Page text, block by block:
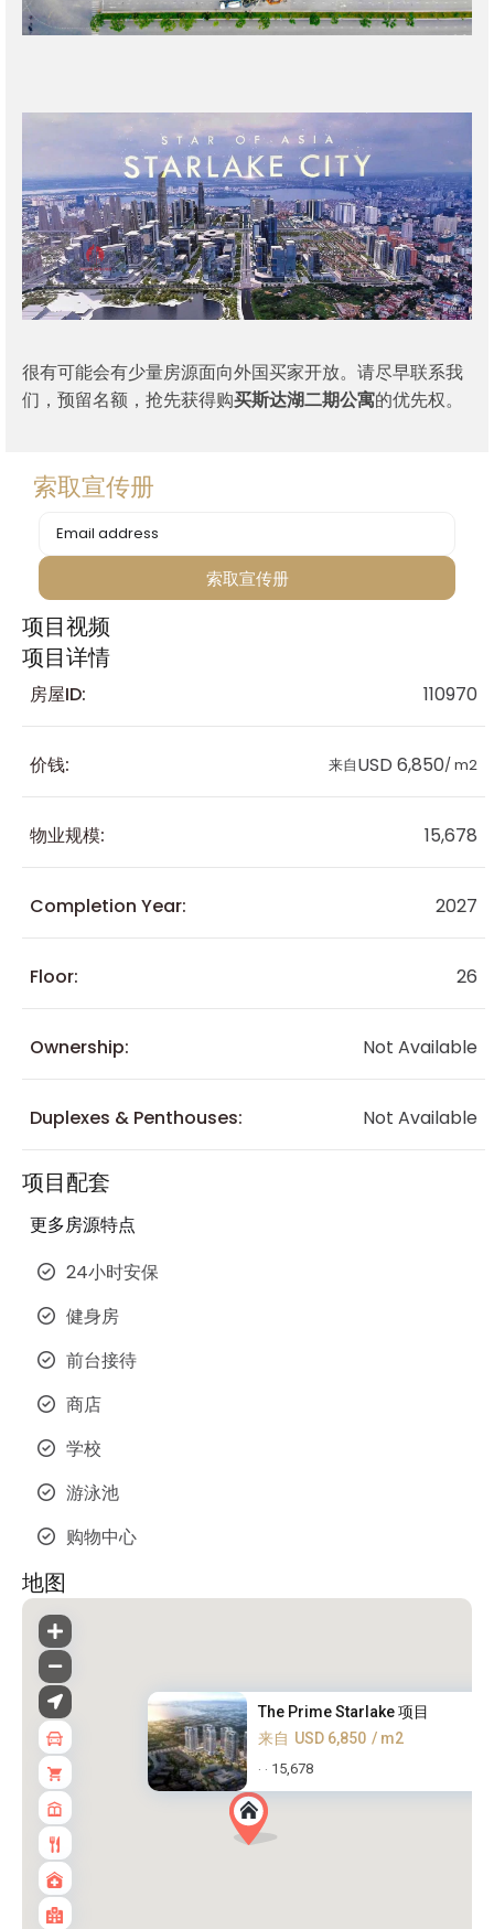
很有可能会有少量房源面向外国买家开放。请尽早联系我
们，预留名额，抢先获得购买斯达湖二期公寓的优先权。
索取宣传册
索取宣传册
Alternative:
项目视频
项目详情
房屋ID: 110970
价钱: 来自USD 6,850/ m2
物业规模: 15,678
Completion Year: 2027
Floor: 26
Ownership: Not Available
Duplexes & Penthouses: Not Available
项目配套
更多房源特点
24小时安保
健身房
前台接待
商店
学校
游泳池
购物中心
地图
The Prime Starlake 项目
来自 USD 6,850 / m2
· · 15,678